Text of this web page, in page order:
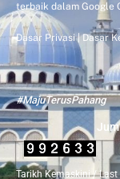
terbaik dalam Google
Dasar Privasi|Dasar
#MajuTerusPahang
Tarikh Kemaskini / Last